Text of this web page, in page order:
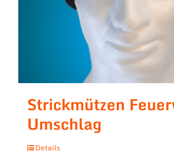
Strickmützen
Umschlag
Details